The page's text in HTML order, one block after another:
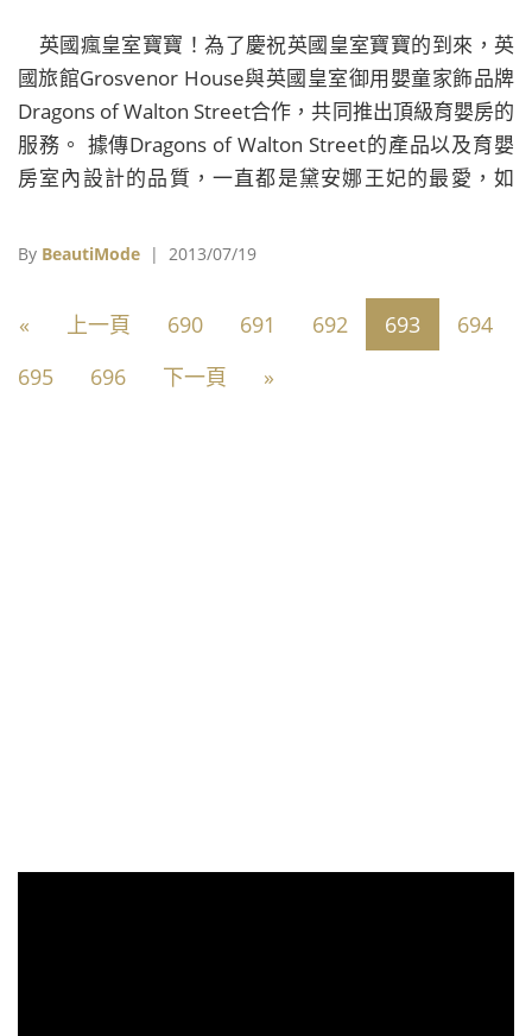
英國瘋皇室寶寶！為了慶祝英國皇室寶寶的到來，英
國旅館Grosvenor House與英國皇室御用嬰童家飾品牌
Dragons of Walton Street合作，共同推出頂級育嬰房的
服務。 據傳Dragons of Walton Street的產品以及育嬰
房室內設計的品質，一直都是黛安娜王妃的最愛，如
室成員長大的品牌與旅館合作，以威廉王子童年時房間
萬台幣。 房間內主要會擺放1920年代的風格家具，和承
襲旅館傳統的陳設，再加上一些帶有英國元素的飾品，
整體氣氛溫馨和諧。而Grosvenor House也表示，希望
By BeautiMode | 2013/07/19
« 上一頁 690 691 692 693
694
695
696 下一頁 »